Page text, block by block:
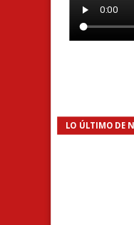
LO ÚLTIMO DE